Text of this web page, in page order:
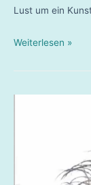
Lust um ein
Mickey
Weiterlesen »